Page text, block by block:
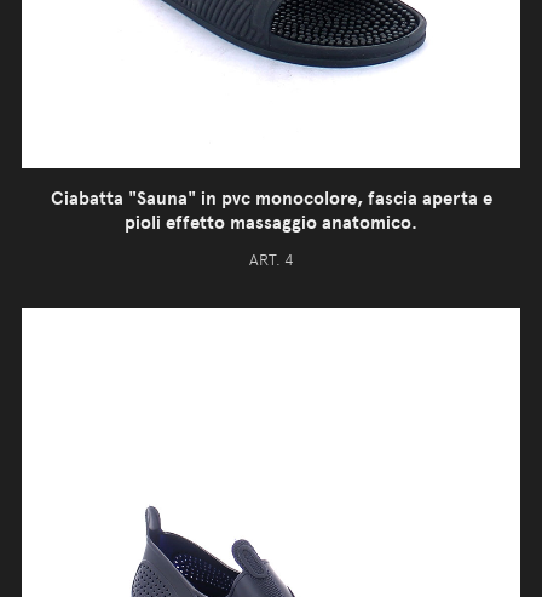
Ciabatta "Sauna" in pvc monocolore, fascia aperta e
pioli effetto massaggio anatomico.
ART. 4